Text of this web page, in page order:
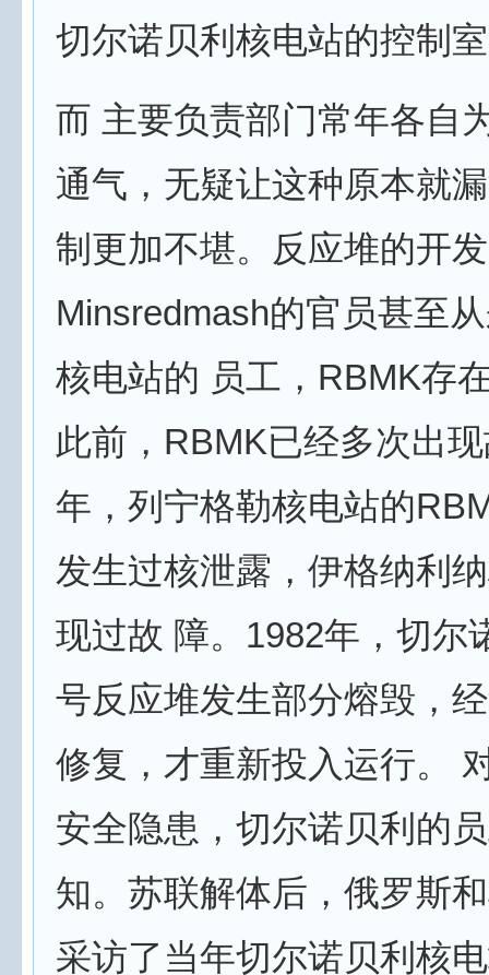
切尔诺贝利核电站的控制
而 主要负责部门常年各自
通气，无疑让这种原本就
制更加不堪。反应堆的开
Minsredmash的官员甚至
核电站的 员工，RBMK存
此前，RBMK已经多次出
年，列宁格勒核电站的
发生过核泄露，伊格纳利
现过故 障。1982年，切尔
号反应堆发生部分熔毁，
修复，才重新投入运行。
安全隐患，切尔诺贝利的
知。苏联解体后，俄罗斯
采访了当年切尔诺贝利核